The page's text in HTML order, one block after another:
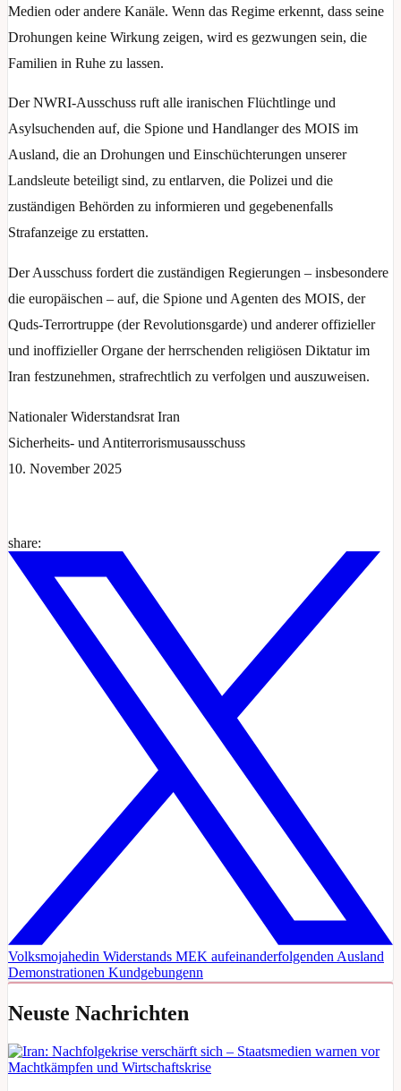
Medien oder andere Kanäle. Wenn das Regime erkennt, dass seine
Drohungen keine Wirkung zeigen, wird es gezwungen sein, die
Familien in Ruhe zu lassen.
Der NWRI-Ausschuss ruft alle iranischen Flüchtlinge und
Asylsuchenden auf, die Spione und Handlanger des MOIS im
Ausland, die an Drohungen und Einschüchterungen unserer
Landsleute beteiligt sind, zu entlarven, die Polizei und die
zuständigen Behörden zu informieren und gegebenenfalls
Strafanzeige zu erstatten.
Der Ausschuss fordert die zuständigen Regierungen – insbesondere
die europäischen – auf, die Spione und Agenten des MOIS, der
Quds-Terrortruppe (der Revolutionsgarde) und anderer offizieller
und inoffizieller Organe der herrschenden religiösen Diktatur im
Iran festzunehmen, strafrechtlich zu verfolgen und auszuweisen.
Nationaler Widerstandsrat Iran
Sicherheits- und Antiterrorismusausschuss
10. November 2025
share:
Volksmojahedin Widerstands MEK aufeinanderfolgenden Ausland
Demonstrationen Kundgebungenn
Neuste Nachrichten